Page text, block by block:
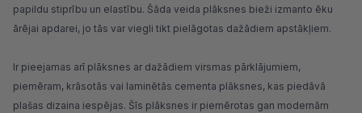
papildu stiprību un elastību. Šāda veida plāksnes bieži izmanto ēku
ārējai apdarei, jo tās var viegli tikt pielāgotas dažādiem apstākļiem.
Ir pieejamas arī plāksnes ar dažādiem virsmas pārklājumiem,
piemēram, krāsotās vai laminētās cementa plāksnes, kas piedāvā
plašas dizaina iespējas. Šīs plāksnes ir piemērotas gan modernām